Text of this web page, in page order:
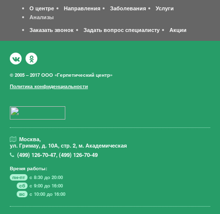
О центре
Направления Заболевания
Услуги
Анализы
Заказать звонок
Задать вопрос специалисту Акции
© 2005 – 2017 ООО «Герпетический центр»
Политика конфиденциальности
Москва,
ул. Гримау, д. 10А, стр. 2, м. Академическая
(499)126-70-47,(499)126-70-49
Время работы:
пн-пт
с 8:30 до 20:00
сб
с 9:00 до 16:00
вс
с 10:00 до 16:00